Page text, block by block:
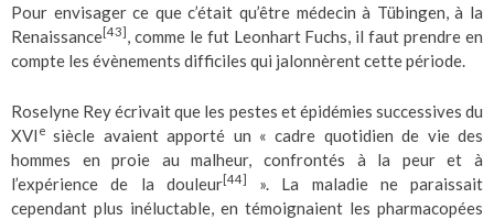
Pour envisager ce que c’était qu’être médecin à Tübingen, à la
Renaissance[43] , comme le fut Leonhart Fuchs, il faut prendre en
compte les évènements difficiles qui jalonnèrent cette période.
Roselyne Rey écrivait que les pestes et épidémies successives du
XVI e siècle avaient apporté un « cadre quotidien de vie des
hommes en proie au malheur, confrontés à la peur et à
l’expérience de la douleur[44]
». La maladie ne paraissait
cependant plus inéluctable, en témoignaient les pharmacopées